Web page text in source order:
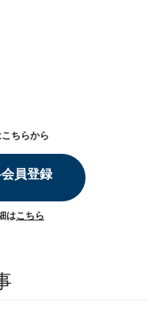
ちらから
員登録
はこちら